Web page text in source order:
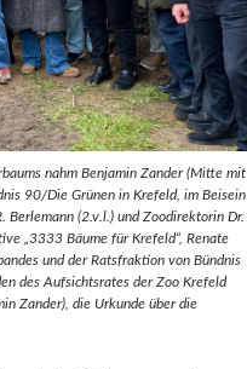
nahm Benjamin Zander (Mitte mit
90/Die Grünen in Krefeld, im Beisein
Berlemann (2.v.l.) und Zoodirektorin Dr.
„3333 Bäume für Krefeld“, Renate
und der Ratsfraktion von Bündnis
des Aufsichtsrates der Zoo Krefeld
Zander), die Urkunde über die